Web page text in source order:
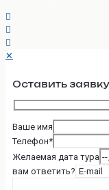
✕
Оставить заявку
Ваше имя
Телефон*
Желаемая дата тура
вам ответить?